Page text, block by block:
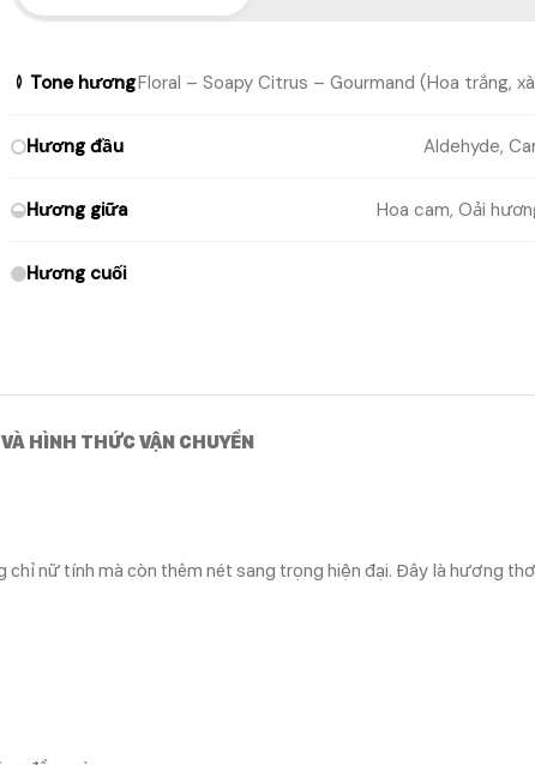
Tone hươngFloral – Soapy Citrus – Gourmand (Hoa trắng,
Hương đầu Aldehyde,
Hương giữa Hoa cam, Oải
Hương cuối
HÌNH THỨC VẬN CHUYỂN
chỉ nữ tính mà còn thêm nét sang trọng hiện đại. Đây là hương